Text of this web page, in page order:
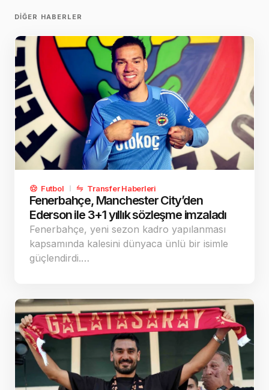
DIĞER HABERLER
Futbol Transfer Haberleri
Fenerbahçe, Manchester City’den
Ederson ile 3+1 yıllık sözleşme imzaladı
Fenerbahçe, yeni sezon kadro yapılanması
kapsamında kalesini dünyaca ünlü bir isimle
güçlendirdi.…